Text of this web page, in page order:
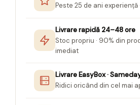
Peste 25 de ani experiență
Livrare rapidă 24–48 ore
Stoc propriu · 90% din
imediat
Livrare EasyBox ·
Ridici oricând din cel mai